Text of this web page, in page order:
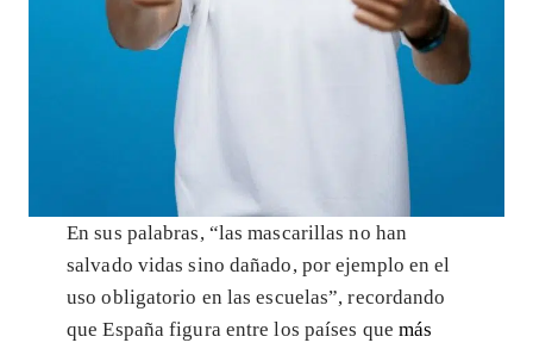
En sus palabras, “las mascarillas no han
salvado vidas sino dañado, por ejemplo en el
uso obligatorio en las escuelas”, recordando
que España figura entre los países que más